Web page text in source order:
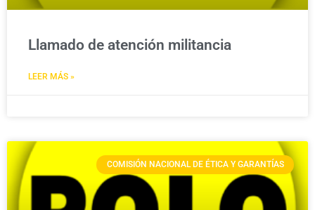
Llamado de atención militancia
LEER MÁS »
COMISIÓN NACIONAL DE ÉTICA Y GARANTÍAS